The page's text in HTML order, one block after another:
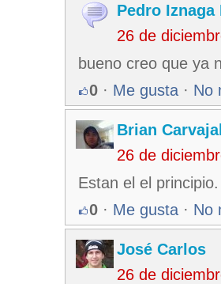
Pedro Iznaga
26 de
bueno creo que ya
0 · Me gusta · No
Brian
26 de
Estan el el
0 · Me gusta · No
José Carlos
26 de